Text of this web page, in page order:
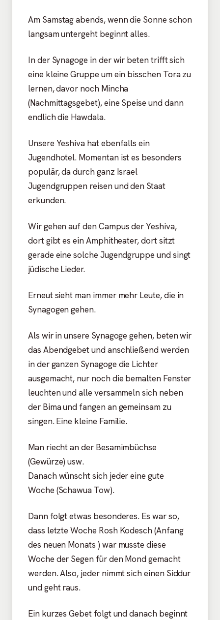
Am Samstag abends, wenn die Sonne schon
langsam untergeht beginnt alles.
In der Synagoge in der wir beten trifft sich
eine kleine Gruppe um ein bisschen Tora zu
lernen, davor noch Mincha
(Nachmittagsgebet), eine Speise und dann
endlich die Hawdala.
Unsere Yeshiva hat ebenfalls ein
Jugendhotel. Momentan ist es besonders
populär, da durch ganz Israel
Jugendgruppen reisen und den Staat
erkunden.
Wir gehen auf den Campus der Yeshiva,
dort gibt es ein Amphitheater, dort sitzt
gerade eine solche Jugendgruppe und singt
jüdische Lieder.
Erneut sieht man immer mehr Leute, die in
Synagogen gehen.
Als wir in unsere Synagoge gehen, beten wir
das Abendgebet und anschließend werden
in der ganzen Synagoge die Lichter
ausgemacht, nur noch die bemalten Fenster
leuchten und alle versammeln sich neben
der Bima und fangen an gemeinsam zu
singen. Eine kleine Familie.
Man riecht an der Besamimbüchse
(Gewürze) usw.
Danach wünscht sich jeder eine gute
Woche (Schawua Tow).
Dann folgt etwas besonderes. Es war so,
dass letzte Woche Rosh Kodesch (Anfang
des neuen Monats ) war musste diese
Woche der Segen für den Mond gemacht
werden. Also, jeder nimmt sich einen Siddur
und geht raus.
Ein kurzes Gebet folgt und danach beginnt